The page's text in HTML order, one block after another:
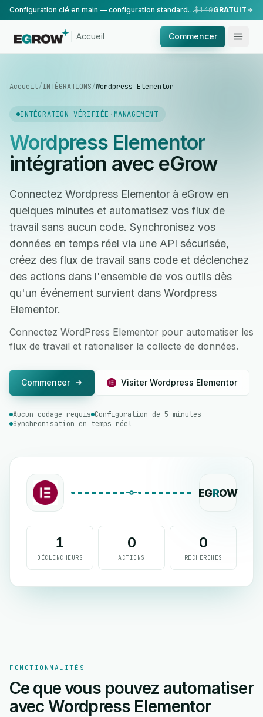
Configuration clé en main — configuration standard, réalisée par notre équipe.$149GRATUIT
Accueil Commencer
Accueil/INTÉGRATIONS/Wordpress Elementor
INTÉGRATION VÉRIFIÉE · MANAGEMENT
Wordpress Elementor
intégration avec eGrow
Connectez Wordpress Elementor à eGrow en
quelques minutes et automatisez vos flux de
travail sans aucun code. Synchronisez vos
données en temps réel via une API sécurisée,
créez des flux de travail sans code et déclenchez
des actions dans l'ensemble de vos outils dès
qu'un événement survient dans Wordpress
Elementor.
Connectez WordPress Elementor pour automatiser les
flux de travail et rationaliser la collecte de données.
Commencer Visiter Wordpress Elementor
Aucun codage requis Configuration de 5 minutes
Synchronisation en temps réel
EGROW
1
DÉCLENCHEURS
0
ACTIONS
0
RECHERCHES
FONCTIONNALITÉS
Ce que vous pouvez automatiser
avec Wordpress Elementor